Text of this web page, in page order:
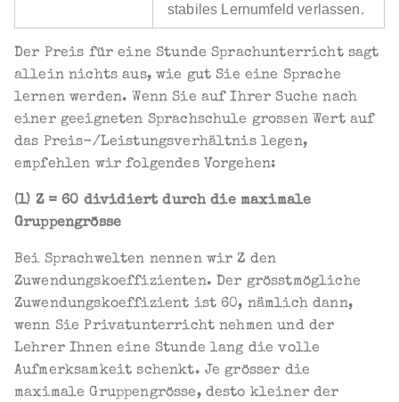
stabiles Lernumfeld verlassen.
Der Preis für eine Stunde Sprachunterricht sagt
allein nichts aus, wie gut Sie eine Sprache
lernen werden. Wenn Sie auf Ihrer Suche nach
einer geeigneten Sprachschule grossen Wert auf
das Preis-/Leistungsverhältnis legen,
empfehlen wir folgendes Vorgehen:
(1) Z = 60 dividiert durch die maximale
Gruppengrösse
Bei Sprachwelten nennen wir Z den
Zuwendungskoeffizienten. Der grösstmögliche
Zuwendungskoeffizient ist 60, nämlich dann,
wenn Sie Privatunterricht nehmen und der
Lehrer Ihnen eine Stunde lang die volle
Aufmerksamkeit schenkt. Je grösser die
maximale Gruppengrösse, desto kleiner der